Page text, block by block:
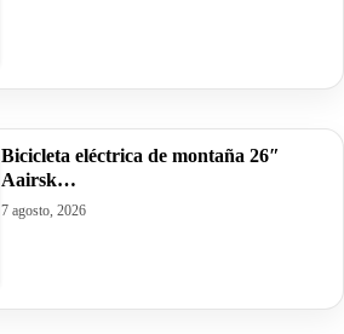
Bicicleta eléctrica de montaña 26″
Aairsk…
7 agosto, 2026